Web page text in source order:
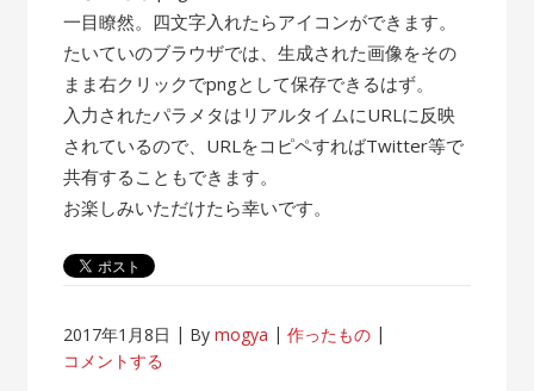
一目瞭然。四文字入れたらアイコンができます。
たいていのブラウザでは、生成された画像をその
まま右クリックでpngとして保存できるはず。
入力されたパラメタはリアルタイムにURLに反映
されているので、URLをコピペすればTwitter等で
共有することもできます。
お楽しみいただけたら幸いです。
2017年1月8日 Bymogya
作ったもの
コメントする